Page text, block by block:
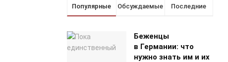
Популярные Обсуждаемые Последние
Беженцы
в Германии: что
нужно знать им и их